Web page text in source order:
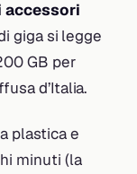
accessori
giga si legge
GB per
d’Italia.
plastica e
minuti (la